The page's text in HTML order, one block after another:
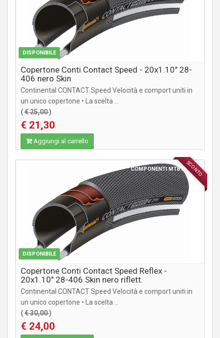
DISPONIBILE
Copertone Conti Contact Speed - 20x1.10" 28-
406 nero Skin
Continental CONTACT Speed Velocità e comport uniti in
un unico copertone • La scelta ...
(€ 25,00)
€ 21,30
Aggiungi al carrello
SCONTO
DISPONIBILE
COMPONENTI MTB / CITY
Copertone Conti Contact Speed Reflex -
20x1.10" 28-406 Skin nero riflett.
Continental CONTACT Speed Velocità e comport uniti in
un unico copertone • La scelta ...
(€ 30,00)
€ 24,00